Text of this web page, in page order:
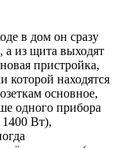
в дом он сразу
а из щита выходят
пристройка,
которой находятся
основное,
одного прибора
Вт),